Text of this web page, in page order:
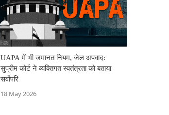
UAPA में भी जमानत नियम, जेल अपवाद:
सुप्रीम कोर्ट ने व्यक्तिगत स्वतंत्रता को बताया
सर्वोपरि
18 May 2026